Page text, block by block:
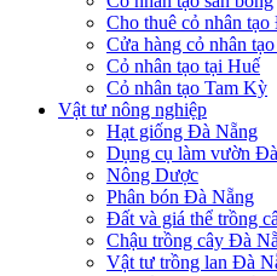
Cho thuê cỏ nhân
Cửa hàng cỏ nhân
Cỏ nhân tạo tại Huế
Cỏ nhân tạo Tam Kỳ
Vật tư nông nghiệp
Hạt giống Đà Nẵng
Dụng cụ làm vườn
Nông Dược
Phân bón Đà Nẵng
Đất và giá thể trồng
Chậu trồng cây Đà
Vật tư trồng lan Đà